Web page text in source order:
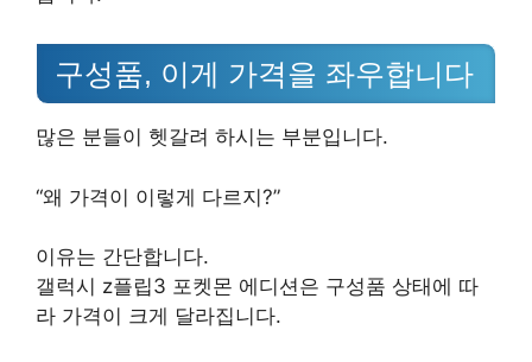
구성품, 이게 가격을 좌우합니다
많은 분들이 헷갈려 하시는 부분입니다.
“왜 가격이 이렇게 다르지?”
이유는 간단합니다.
갤럭시 z플립3 포켓몬 에디션은 구성품 상태에 따
라 가격이 크게 달라집니다.